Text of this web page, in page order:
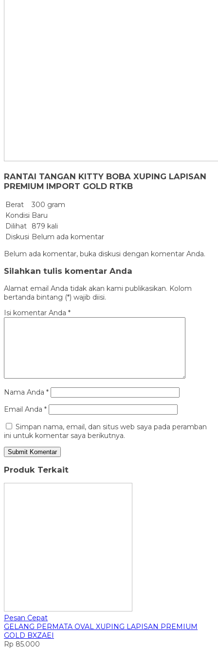
RANTAI TANGAN KITTY BOBA XUPING LAPISAN
PREMIUM IMPORT GOLD RTKB
Berat
300 gram
Kondisi Baru
Dilihat
879 kali
Diskusi Belum ada komentar
Belum ada komentar, buka diskusi dengan komentar Anda.
Silahkan tulis komentar Anda
Alamat email Anda tidak akan kami publikasikan. Kolom
bertanda bintang (*) wajib diisi.
Isi komentar Anda *
Nama Anda *
Email Anda *
Simpan nama, email, dan situs web saya pada peramban
ini untuk komentar saya berikutnya.
Produk Terkait
Pesan Cepat
GELANG PERMATA OVAL XUPING LAPISAN PREMIUM
GOLD BXZAEI
Rp 85.000